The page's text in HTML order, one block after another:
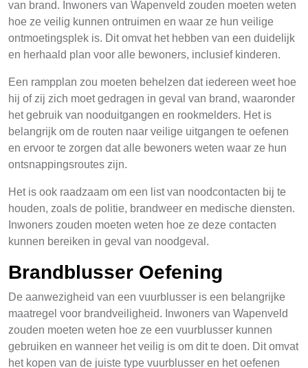
van brand. Inwoners van Wapenveld zouden moeten weten
hoe ze veilig kunnen ontruimen en waar ze hun veilige
ontmoetingsplek is. Dit omvat het hebben van een duidelijk
en herhaald plan voor alle bewoners, inclusief kinderen.
Een rampplan zou moeten behelzen dat iedereen weet hoe
hij of zij zich moet gedragen in geval van brand, waaronder
het gebruik van nooduitgangen en rookmelders. Het is
belangrijk om de routen naar veilige uitgangen te oefenen
en ervoor te zorgen dat alle bewoners weten waar ze hun
ontsnappingsroutes zijn.
Het is ook raadzaam om een list van noodcontacten bij te
houden, zoals de politie, brandweer en medische diensten.
Inwoners zouden moeten weten hoe ze deze contacten
kunnen bereiken in geval van noodgeval.
Brandblusser Oefening
De aanwezigheid van een vuurblusser is een belangrijke
maatregel voor brandveiligheid. Inwoners van Wapenveld
zouden moeten weten hoe ze een vuurblusser kunnen
gebruiken en wanneer het veilig is om dit te doen. Dit omvat
het kopen van de juiste type vuurblusser en het oefenen